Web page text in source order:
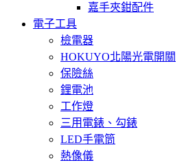
嘉手夾鉗配件
電子工具
檢電器
HOKUYO北陽光電開關
保險絲
鋰電池
工作燈
三用電錶、勾錶
LED手電筒
熱像儀